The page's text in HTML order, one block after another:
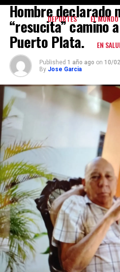
DEPORTES EL MUNDO
EN
Hombre declarado
“resucita” camino
Puerto Plata.
Published 1 año ago on 10/
By Jose Garcia